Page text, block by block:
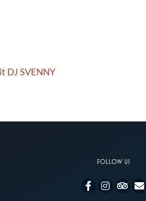
DJ SVENNY
FOLLOW US